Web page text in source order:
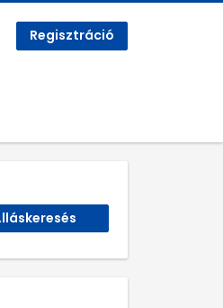
Regisztráció